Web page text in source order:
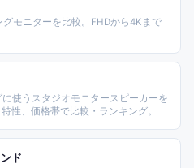
グモニターを比較。FHDから4Kまで
使うスタジオモニタースピーカーを
性、価格帯で比較・ランキング。
ド